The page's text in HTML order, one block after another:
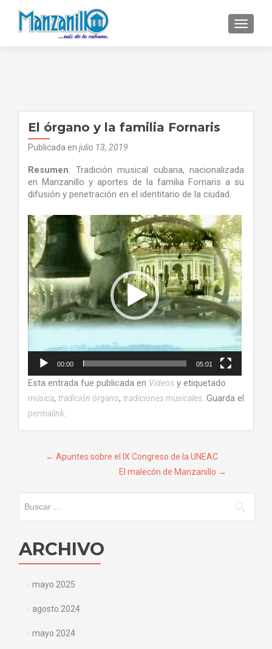
El órgano y la familia Fornaris
Publicada en julio 13, 2019
Resumen: Tradición musical cubana, nacionalizada
en Manzanillo y aportes de la familia Fornaris a su
difusión y penetración en el identitario de la ciudad.
Reproductor
de
vídeo
00:00 05:01
Esta entrada fue publicada en Vídeos y etiquetado
música, tradición órgano, tradiciones musicales. Guarda el
permalink.
Navegación
entradas
← Apuntes sobre el IX Congreso de la UNEAC
El malecón de Manzanillo →
ARCHIVO
mayo 2025
agosto 2024
mayo 2024